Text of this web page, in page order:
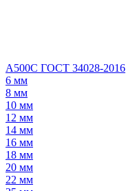
А500С ГОСТ 34028-2016
6 мм
8 мм
10 мм
12 мм
14 мм
16 мм
18 мм
20 мм
22 мм